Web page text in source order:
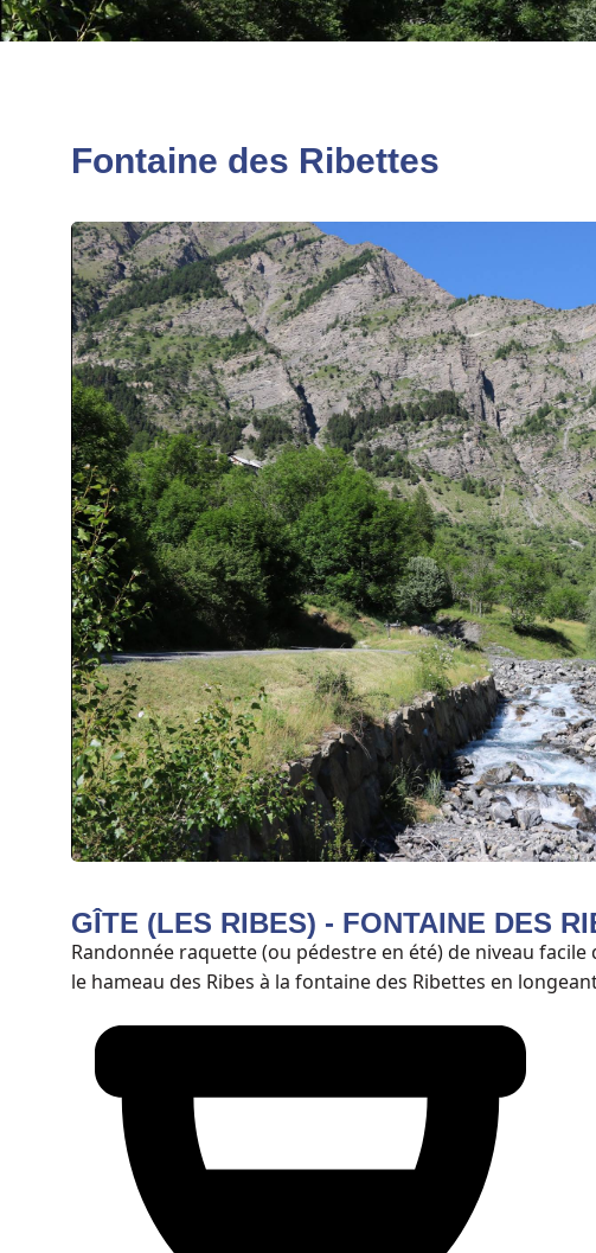
Fontaine des Ribettes
GÎTE (LES RIBES) - FONTAINE DES
Randonnée raquette (ou pédestre en été) de niveau
le hameau des Ribes à la fontaine des Ribettes en